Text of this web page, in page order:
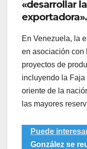
«desarrollar
exportadora».
En Venezuela, la
en asociación con
proyectos de
incluyendo la Faja
oriente de la
las mayores
Puede
González se